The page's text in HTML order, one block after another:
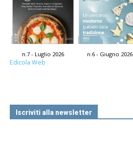
n.7 - Luglio 2026 n.6 - Giugno 2026
Edicola Web
Iscriviti alla newsletter